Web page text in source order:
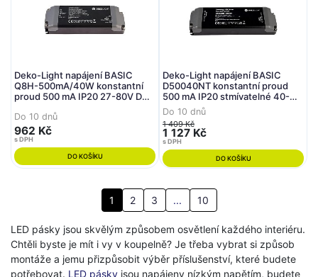
Deko-Light napájení BASIC
Q8H-500mA/40W konstantní
proud 500 mA IP20 27-80V DC
Do 10 dnů
962 Kč
s DPH
DO KOŠÍKU
Deko-Light napájení BASIC
D50040NT konstantní proud
500 mA IP20 stmívatelné 40-
80V DC 40W
Do 10 dnů
1 409 Kč
1 127 Kč
s DPH
DO KOŠÍKU
1 2 3 ... 10
LED pásky jsou skvělým způsobem osvětlení každého interiéru.
Chtěli byste je mít i vy v koupelně? Je třeba vybrat si způsob
montáže a jemu přizpůsobit výběr příslušenství, které budete
potřebovat. LED pásky jsou napájeny nízkým napětím, budete